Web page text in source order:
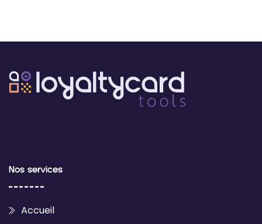
Nos services
Accueil